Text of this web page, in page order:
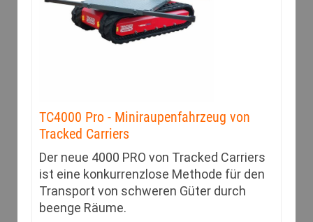
TC4000 Pro - Miniraupenfahrzeug von
Tracked Carriers
Der neue 4000 PRO von Tracked Carriers
ist eine konkurrenzlose Methode für den
Transport von schweren Güter durch
beenge Räume.